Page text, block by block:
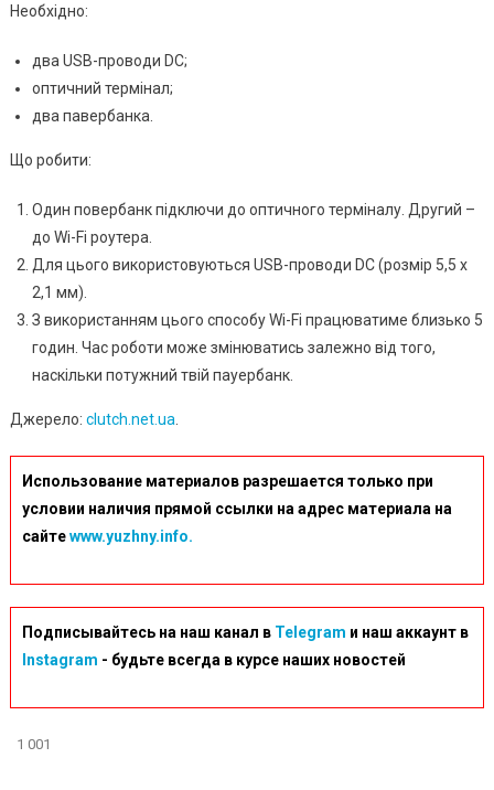
Необхідно:
два USB-проводи DC;
оптичний термінал;
два павербанка.
Що робити:
Один повербанк підключи до оптичного терміналу. Другий –
до Wi-Fi роутера.
Для цього використовуються USB-проводи DC (розмір 5,5 х
2,1 мм).
З використанням цього способу Wi-Fi працюватиме близько 5
годин. Час роботи може змінюватись залежно від того,
наскільки потужний твій пауербанк.
Джерело: clutch.net.ua
Использование материалов разрешается только при
условии наличия прямой ссылки на адрес материала на
сайтеwww.yuzhny.info.
Подписывайтесь на наш канал в Telegram и наш аккаунт в
Instagram - будьте всегда в курсе наших новостей
1 001